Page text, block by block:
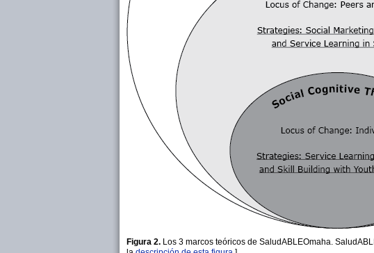
Figura 2. Los 3 marcos teóricos de SaludABLEOmaha.